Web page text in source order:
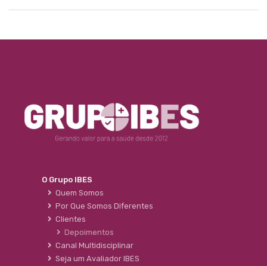
O Grupo IBES
Quem Somos
Por Que Somos Diferentes
Clientes
Depoimentos
Canal Multidisciplinar
Seja um Avaliador IBES